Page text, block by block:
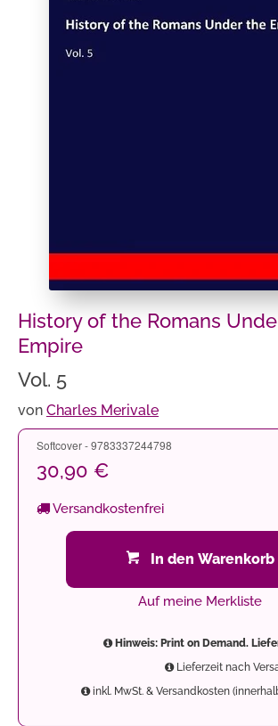
History of the Romans
Empire
Vol. 5
von Charles Merivale
Softcover - 9783337244798
30,90 €
Versandkostenfrei
In den Warenkorb
Auf meine Merkliste
Hinweis: Print on Demand.
Lieferzeit nach
inkl. MwSt. & Versandkosten